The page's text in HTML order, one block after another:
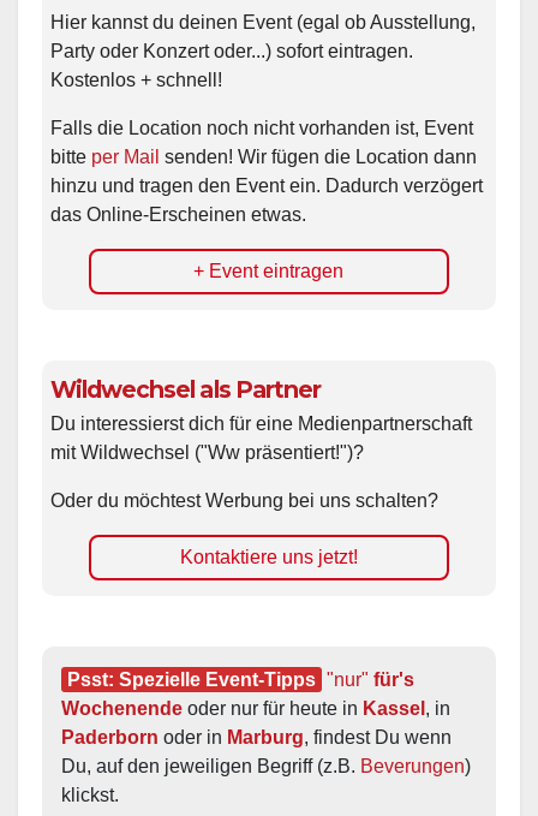
Hier kannst du deinen Event (egal ob Ausstellung,
Party oder Konzert oder...) sofort eintragen.
Kostenlos + schnell!
Falls die Location noch nicht vorhanden ist, Event
bitte per Mail senden! Wir fügen die Location dann
hinzu und tragen den Event ein. Dadurch verzögert
das Online-Erscheinen etwas.
+ Event eintragen
Wildwechsel als Partner
Du interessierst dich für eine Medienpartnerschaft
mit Wildwechsel ("Ww präsentiert!")?
Oder du möchtest Werbung bei uns schalten?
Kontaktiere uns jetzt!
Psst: Spezielle Event-Tipps "nur" für's
Wochenende oder nur für heute in Kassel
Paderborn oder in Marburg, findest Du wenn
Du, auf den jeweiligen Begriff (z.B. Beverungen)
klickst.